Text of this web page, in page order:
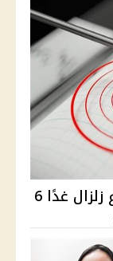
البحوث الفلكية تحسم مزاعم وقوع زلزال غدًا 6